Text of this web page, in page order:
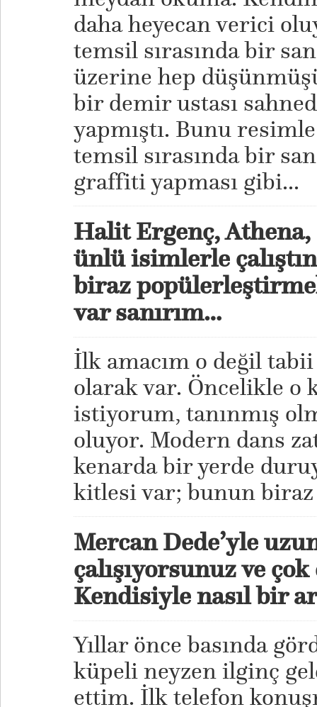
daha heyecan verici
temsil sırasında bir
üzerine hep
bir demir ustası
yapmıştı. Bunu
temsil sırasında bir
graffiti yapması gibi...
Halit Ergenç,
ünlü isimlerle
biraz
var sanırım…
İlk amacım o değil
olarak var. Öncelikle o
istiyorum, tanınmış
oluyor. Modern dans
kenarda bir yerde
kitlesi var; bunun biraz
Mercan Dede’yle
çalışıyorsunuz ve çok
Kendisiyle nasıl bir
Yıllar önce basında
küpeli neyzen ilginç
ettim. İlk telefon